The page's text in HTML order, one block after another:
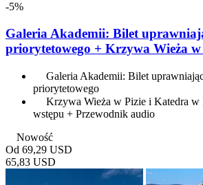
-5%
Galeria Akademii: Bilet
priorytetowego + Krzywa Wieża w
Galeria Akademii: Bilet
priorytetowego
Krzywa Wieża w Pizie i Katedra w
wstępu + Przewodnik audio
Nowość
Od 69,29 USD
65,83 USD